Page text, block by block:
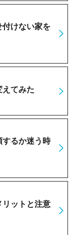
けない家を
えてみた
するか迷う時
リットと注意